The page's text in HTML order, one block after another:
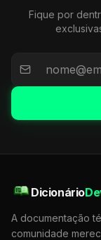
Fique por
Dicionário
A documentação
comunidade